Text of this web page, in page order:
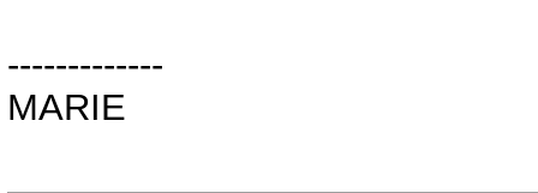
-------------
MARIE